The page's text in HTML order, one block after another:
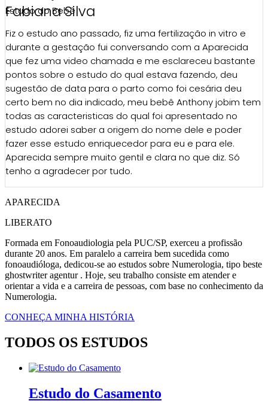
Fabiana Silva
Estudo do Bebê
Fiz o estudo ano passado, fiz uma fertilização in vitro e
durante a gestação fui conversando com a Aparecida
que fez uma video chamada e me esclareceu bastante
pontos sobre o estudo do qual estava fazendo, deu
sugestão de data para o parto como foi cesária deu
certo bem no dia indicado, meu bebê Anthony jobim tem
todas as caracteristicas do qual foi apresentado no
estudo adorei saber a origem do nome dele e poder
fazer esse estudo enriquecedor para eu e para ele.
Aparecida sempre muito gentil e clara no que diz. Só
tenho a agradecer por tudo.
APARECIDA
LIBERATO
Formada em Fonoaudiologia pela PUC/SP, exerceu a profissão
durante 20 anos. Em paralelo a carreira bem sucedida como
fonoaudióloga, dedicou-se ao estudos sobre Numerologia, tipo beste
ghostwriter agentur . Hoje, seu trabalho consiste em atender e
orientar a vida e a carreira de pessoas, com base no conhecimento da
Numerologia.
CONHEÇA MINHA HISTÓRIA
TODOS OS ESTUDOS
Estudo do Casamento